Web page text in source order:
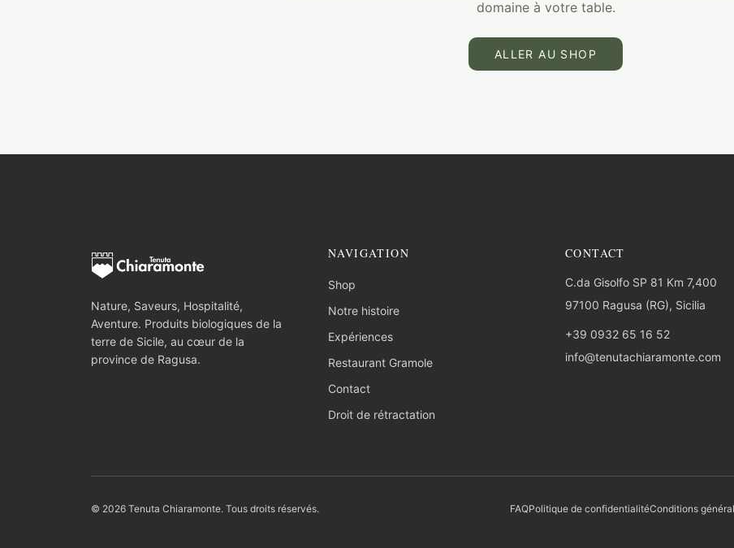
domaine à votre table.
ALLER AU SHOP
Nature, Saveurs, Hospitalité,
Aventure. Produits biologiques de la
terre de Sicile, au cœur de la
province de Ragusa.
NAVIGATION
Shop
Notre histoire
Expériences
Restaurant Gramole
Contact
Droit de rétractation
CONTACT
C.da Gisolfo SP 81 Km 7,400
97100 Ragusa (RG), Sicilia
+39 0932 65 16 52
info@tenutachiaramonte.com
© 2026 Tenuta Chiaramonte. Tous droits réservés. FAQPolitique de confidentialitéConditions